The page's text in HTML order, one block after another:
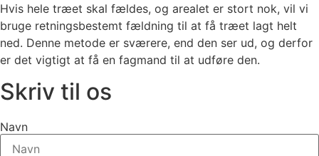
Hvis hele træet skal fældes, og arealet er stort nok, vil vi
bruge retningsbestemt fældning til at få træet lagt helt
ned. Denne metode er sværere, end den ser ud, og derfor
er det vigtigt at få en fagmand til at udføre den.
Skriv til os
Navn